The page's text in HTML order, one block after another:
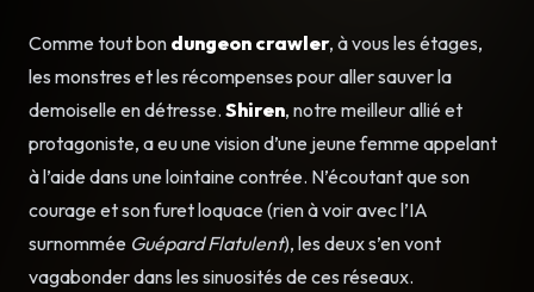
Comme tout bon dungeon crawler, à vous les étages,
les monstres et les récompenses pour aller sauver la
demoiselle en détresse. Shiren, notre meilleur allié et
protagoniste, a eu une vision d’une jeune femme appelant
à l’aide dans une lointaine contrée. N’écoutant que son
courage et son furet loquace (rien à voir avec l’IA
surnommée Guépard Flatulent), les deux s’en vont
vagabonder dans les sinuosités de ces réseaux.